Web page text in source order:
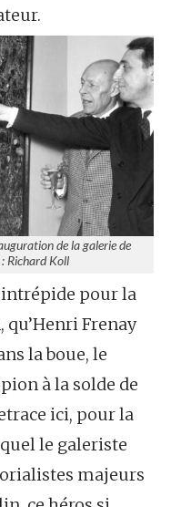
de la galerie de
Richard Koll
intrépide pour la
Frenay
la boue, le
à la solde de
ici, pour la
le galeriste
majeurs